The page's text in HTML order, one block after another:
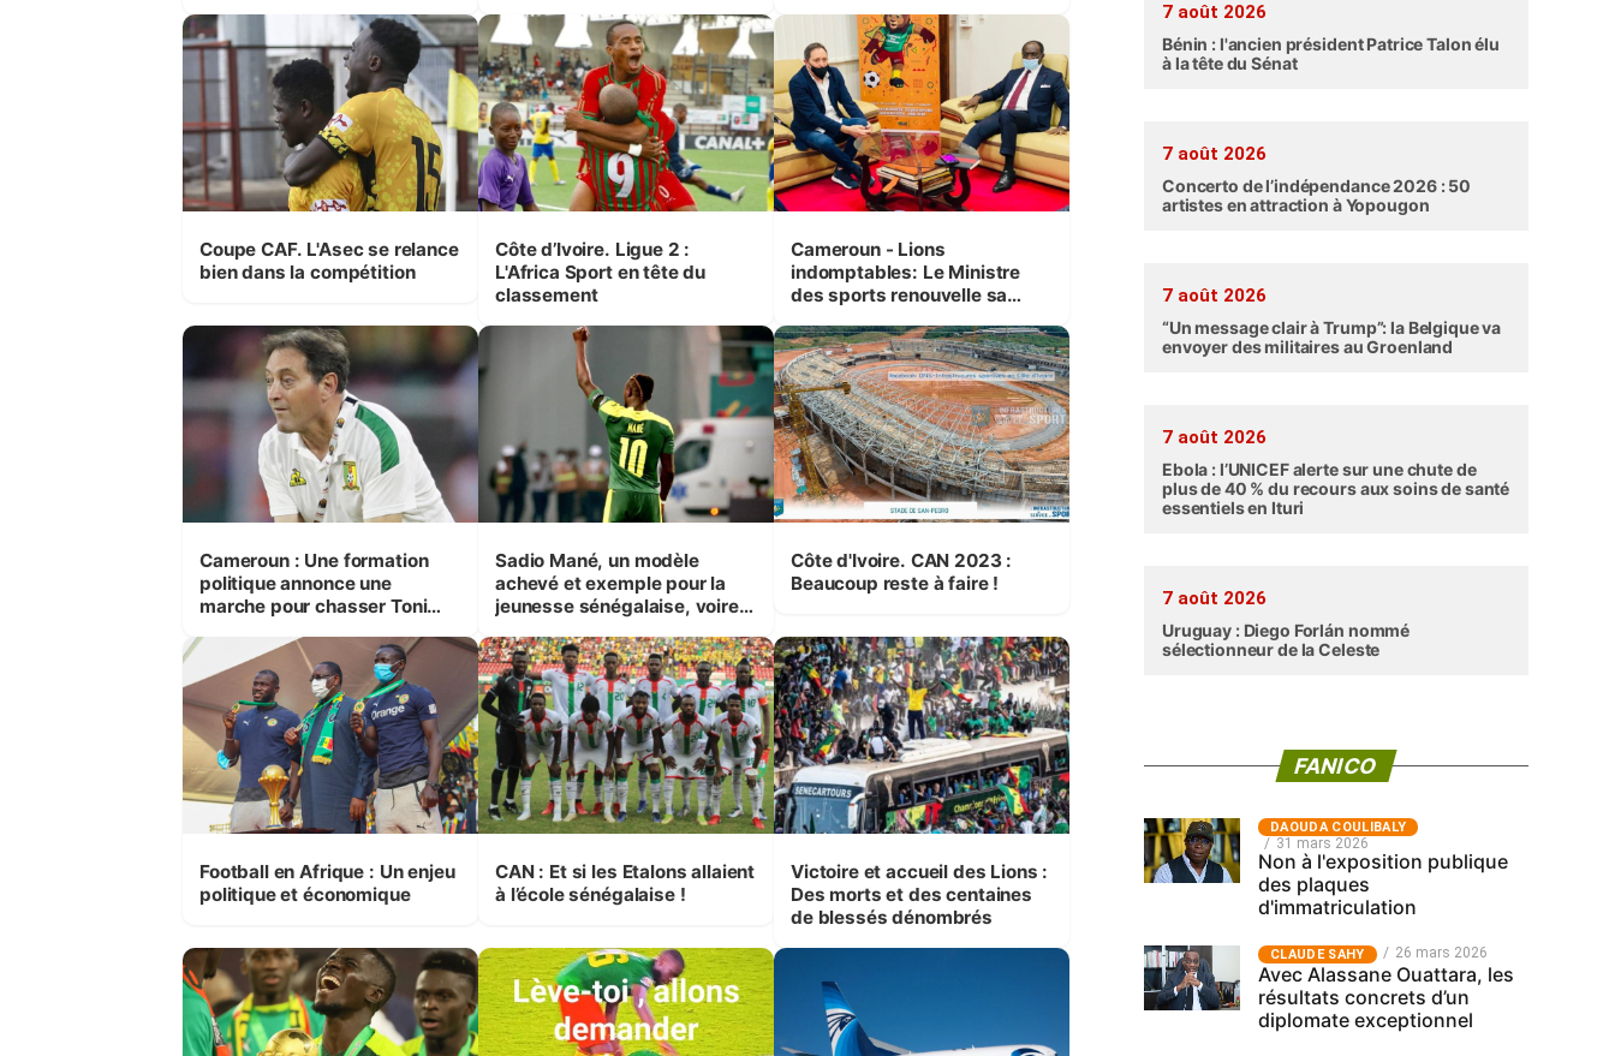
Coupe CAF. L'Asec se relance
bien dans la compétition
Côte d’Ivoire. Ligue 2 :
L'Africa Sport en tête du
classement
Cameroun - Lions
indomptables: Le Ministre
des sports renouvelle sa
Antonio Conceiçao
Cameroun : Une formation
politique annonce une
marche pour chasser Toni
Sadio Mané, un modèle
achevé et exemple pour la
jeunesse sénégalaise, voire
Côte d'Ivoire. CAN 2023 :
Beaucoup reste à faire !
Football en Afrique : Un enjeu
politique et économique
CAN : Et si les Etalons allaient
à l’école sénégalaise !
Victoire et accueil des Lions :
Des morts et des centaines
de blessés dénombrés
7 août 2026
Bénin : l'ancien président Patrice Talon élu
à la tête du Sénat
7 août 2026
Concerto de l’indépendance 2026 : 50
artistes en attraction à Yopougon
7 août 2026
“Un message clair à Trump”: la Belgique va
envoyer des militaires au Groenland
7 août 2026
Ebola : l’UNICEF alerte sur une chute de
plus de 40 % du recours aux soins de santé
essentiels en Ituri
7 août 2026
Uruguay : Diego Forlán nommé
sélectionneur de la Celeste
FANICO
‎DAOUDA COULIBALY
31 mars 2026
Non à l'exposition publique
des plaques
d'immatriculation
CLAUDE SAHY 26 mars 2026
Avec Alassane Ouattara, les
résultats concrets d’un
diplomate exceptionnel